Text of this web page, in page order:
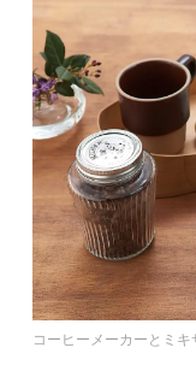
コーヒーメーカーとミキ